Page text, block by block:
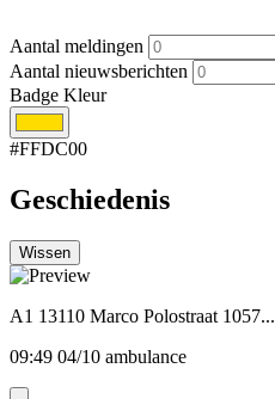
Aantal meldingen
Aantal nieuwsberichten
Badge Kleur
#FFDC00
Geschiedenis
Wissen
A1 13110 Marco Polostraat 1057...
09:49 04/10 ambulance